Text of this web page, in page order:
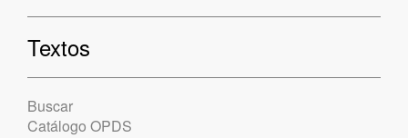
Textos
Buscar
Catálogo OPDS